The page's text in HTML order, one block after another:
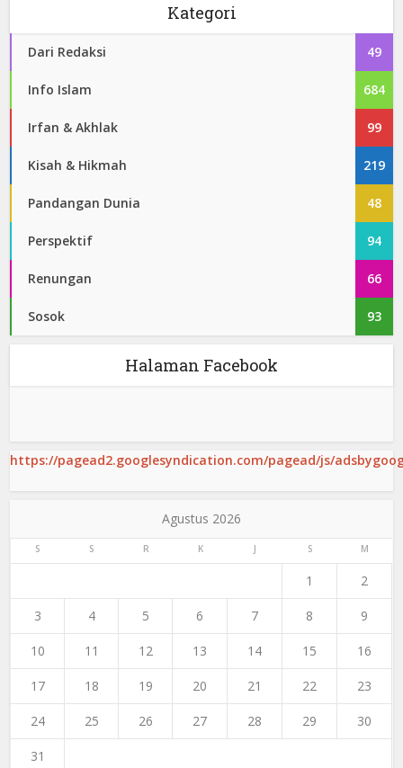
Kategori
Dari Redaksi 49
Info Islam 684
Irfan & Akhlak 99
Kisah & Hikmah 219
Pandangan Dunia 48
Perspektif 94
Renungan 66
Sosok 93
Halaman Facebook
https://pagead2.googlesyndication.com/pagead/js/
Agustus 2026
S S R K J S M
1 2
3 4 5 6 7 8 9
10 11 12 13 14 15 16
17 18 19 20 21 22 23
24 25 26 27 28 29 30
31